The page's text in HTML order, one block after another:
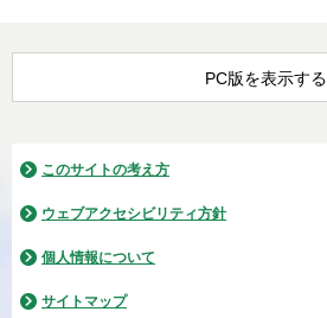
PC版を表示する
このサイトの考え方
ウェブアクセシビリティ方針
個人情報について
サイトマップ